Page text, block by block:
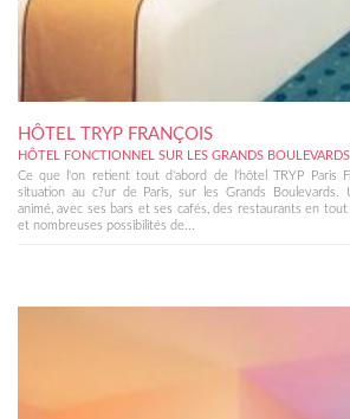
HÔTEL TRYP FRANÇOIS
HÔTEL FONCTIONNEL SUR LES GRANDS
Ce que l'on retient tout d'abord de l'hôtel TRYP Paris
situation au c?ur de Paris, sur les Grands Boulevards.
animé, avec ses bars et ses cafés, des restaurants en tout
et nombreuses possibilités de...